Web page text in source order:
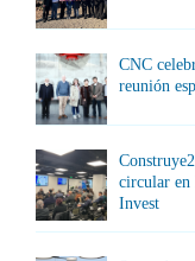
CNC
reunión
circular en
Invest